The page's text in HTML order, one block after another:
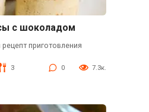
с шоколадом
приготовления
3 0 7.3к.